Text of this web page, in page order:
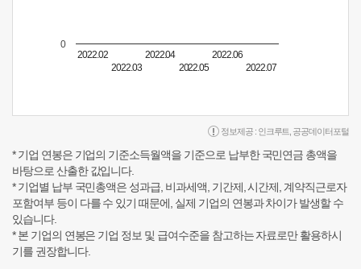
2022.02
2022.03
2022.04
2022.05
2022.06
2022.07
0
정보제공 : 인크루트 공공데이터포털
* 기업 연봉은 기업의 기준소득월액을 기준으로 납부한 국민연금 총액을
바탕으로 산출한 값입니다.
* 기업별 납부 국민총액은 성과급, 비과세액, 기간제, 시간제, 계약직근로자
포함여부 등이 다를 수 있기 때문에, 실제 기업의 연봉과 차이가 발생할 수
있습니다.
* 본 기업의 연봉은 기업 정보 및 급여수준을 참고하는 자료로만 활용하시
기를 권장합니다.